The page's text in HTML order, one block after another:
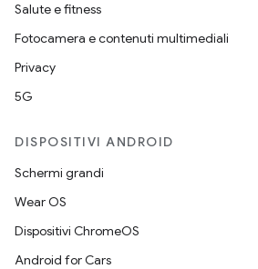
Salute e fitness
Fotocamera e contenuti multimediali
Privacy
5G
DISPOSITIVI ANDROID
Schermi grandi
Wear OS
Dispositivi ChromeOS
Android for Cars